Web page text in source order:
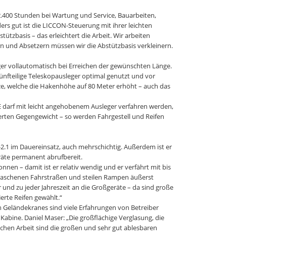
Stunden bei Wartung und Service, Bauarbeiten,
gut ist die LICCON-Steuerung mit ihrer leichten
– das erleichtert die Arbeit. Wir arbeiten
Absetzern müssen wir die Abstützbasis verkleinern.
vollautomatisch bei Erreichen der gewünschten Länge.
Teleskopausleger optimal genutzt und vor
welche die Hakenhöhe auf 80 Meter erhöht – auch das
darf mit leicht angehobenem Ausleger verfahren werden,
Gegengewicht – so werden Fahrgestell und Reifen
im Dauereinsatz, auch mehrschichtig. Außerdem ist er
permanent abrufbereit.
– damit ist er relativ wendig und er verfährt mit bis
Fahrstraßen und steilen Rampen äußerst
zu jeder Jahreszeit an die Großgeräte – da sind große
Reifen gewählt.“
sind viele Erfahrungen von Betreiber
Daniel Maser: „Die großflächige Verglasung, die
Arbeit sind die großen und sehr gut ablesbaren